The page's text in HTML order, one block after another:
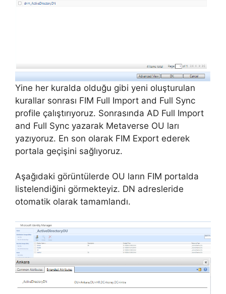
Yine her kuralda olduğu gibi yeni oluşturulan
kurallar sonrası FIM Full Import and Full Sync
profile çalıştırıyoruz. Sonrasında AD Full Import
and Full Sync yazarak Metaverse OU ları
yazıyoruz. En son olarak FIM Export ederek
portala geçişini sağlıyoruz.
Aşağıdaki görüntülerde OU ların FIM portalda
listelendiğini görmekteyiz. DN adresleride
otomatik olarak tamamlandı.